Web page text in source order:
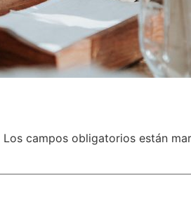
Los campos obligatorios están